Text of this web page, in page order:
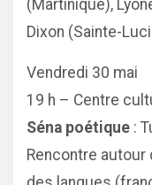
(Martinique),
Dixon (Sainte-
Vendredi 30 mai
19 h – Centre
Séna poétique :
Rencontre